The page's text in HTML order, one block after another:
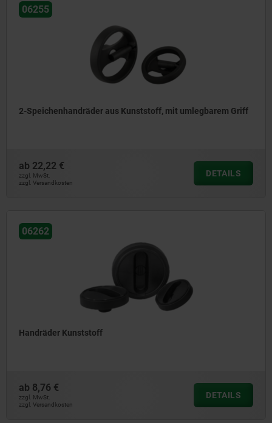
06255
2-Speichenhandräder aus Kunststoff, mit umlegbarem Griff
ab 22,22 €
zzgl. MwSt.
zzgl. Versandkosten
DETAILS
06262
Handräder Kunststoff
ab 8,76 €
zzgl. MwSt.
zzgl. Versandkosten
DETAILS